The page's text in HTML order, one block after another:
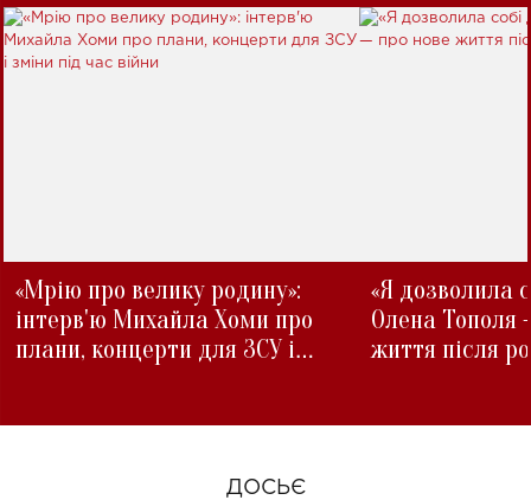
«Мрію про велику родину»:
інтерв'ю Михайла Хоми про
плани, концерти для ЗСУ і
«Я дозволила
Олена Тополя
життя після
ДОСЬЄ